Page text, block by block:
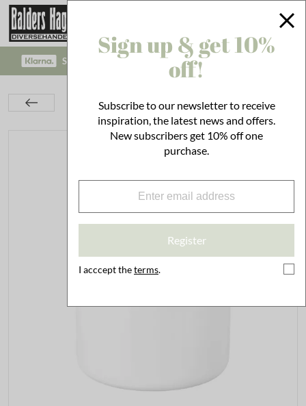
SAFE PAYMENT WITH KLARNA CHECKOUT!
Milk Can Emil´s Enamel White/Blue
Sign up & get 10%
off!
Subscribe to our newsletter to receive
inspiration, the latest news and offers.
New subscribers get 10% off one
purchase.
Register
I acccept theterms.